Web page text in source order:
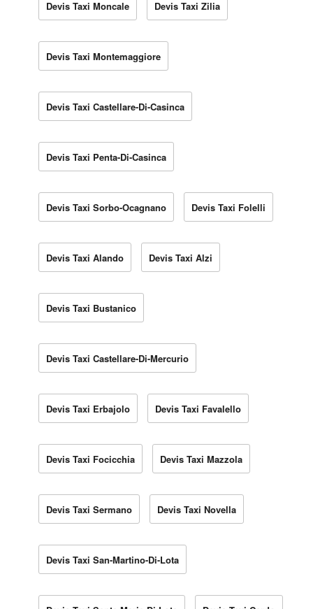
Devis Taxi Moncale Devis Taxi Zilia
Devis Taxi Montemaggiore
Devis Taxi Castellare-Di-Casinca
Devis Taxi Penta-Di-Casinca
Devis Taxi Sorbo-Ocagnano Devis Taxi Folelli
Devis Taxi Alando Devis Taxi Alzi
Devis Taxi Bustanico
Devis Taxi Castellare-Di-Mercurio
Devis Taxi Erbajolo Devis Taxi Favalello
Devis Taxi Focicchia Devis Taxi Mazzola
Devis Taxi Sermano Devis Taxi Novella
Devis Taxi San-Martino-Di-Lota